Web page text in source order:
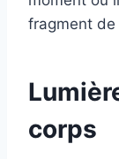
fragment de
corps